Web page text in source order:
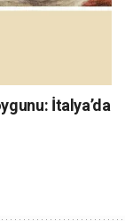
İtalya’da